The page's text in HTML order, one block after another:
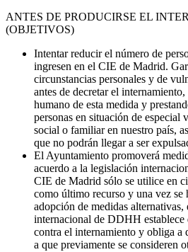
ANTES DE PRODUCIRSE EL
(OBJETIVOS)
Intentar reducir el número de
ingresen en el CIE de Madrid.
circunstancias personales y de
antes de decretar el
humano de esta medida y
personas en situación de especial
social o familiar en nuestro país,
que no podrán llegar a ser
El Ayuntamiento promoverá
acuerdo a la legislación
CIE de Madrid sólo se utilice en
como último recurso y una vez se
adopción de medidas
internacional de DDHH establece
contra el internamiento y obliga a
a que previamente se consideren